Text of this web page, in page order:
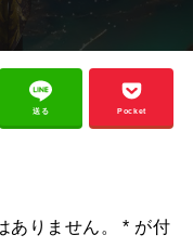
送る Pocket
ありません。 * が付